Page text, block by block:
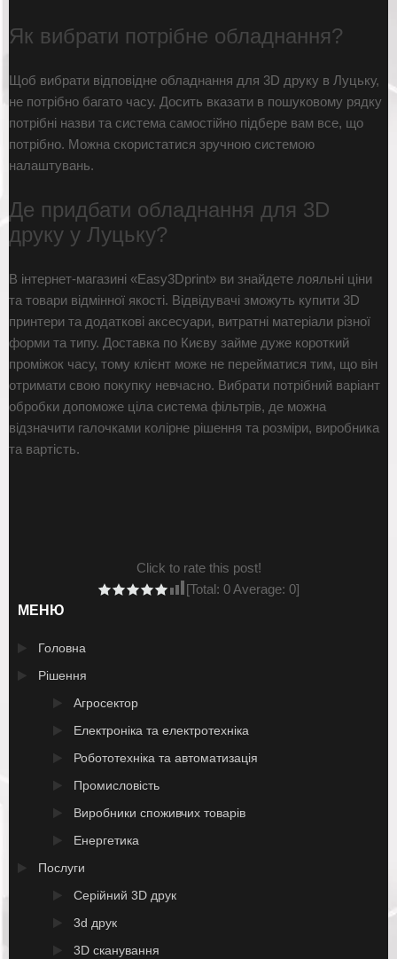
Як вибрати потрібне обладнання?
Щоб вибрати відповідне обладнання для 3D друку в Луцьку,
не потрібно багато часу. Досить вказати в пошуковому рядку
потрібні назви та система самостійно підбере вам все, що
потрібно. Можна скористатися зручною системою
налаштувань.
Де придбати обладнання для 3D
друку у Луцьку?
В інтернет-магазині «Easy3Dprint» ви знайдете лояльні ціни
та товари відмінної якості. Відвідувачі зможуть купити 3D
принтери та додаткові аксесуари, витратні матеріали різної
форми та типу. Доставка по Києву займе дуже короткий
проміжок часу, тому клієнт може не перейматися тим, що він
отримати свою покупку невчасно. Вибрати потрібний варіант
обробки допоможе ціла система фільтрів, де можна
відзначити галочками колірне рішення та розміри, виробника
та вартість.
Click to rate this post!
[Total: 0Average: 0]
МЕНЮ
Головна
Рішення
Агросектор
Електроніка та електротехніка
Робототехніка та автоматизація
Промисловість
Виробники споживчих товарів
Енергетика
Послуги
Серійний 3D друк
3d друк
3D сканування